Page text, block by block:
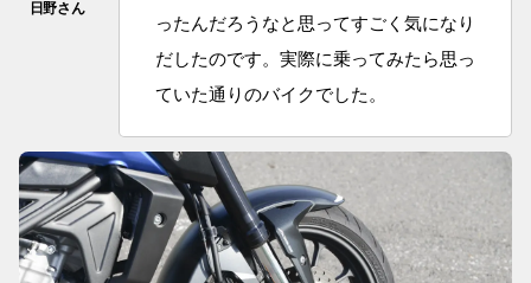
ったんだろうなと思ってすごく気になり
だしたのです。実際に乗ってみたら思っ
ていた通りのバイクでした。